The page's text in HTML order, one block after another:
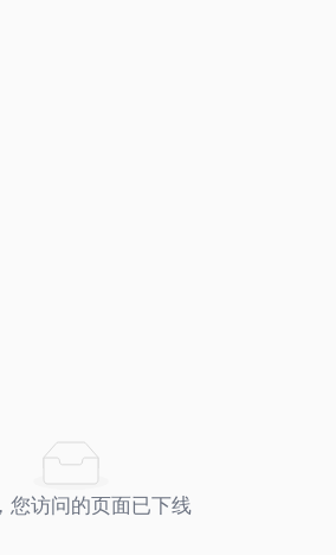
您访问的页面已下线